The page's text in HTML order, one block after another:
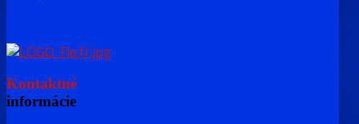
Kontaktné
informácie